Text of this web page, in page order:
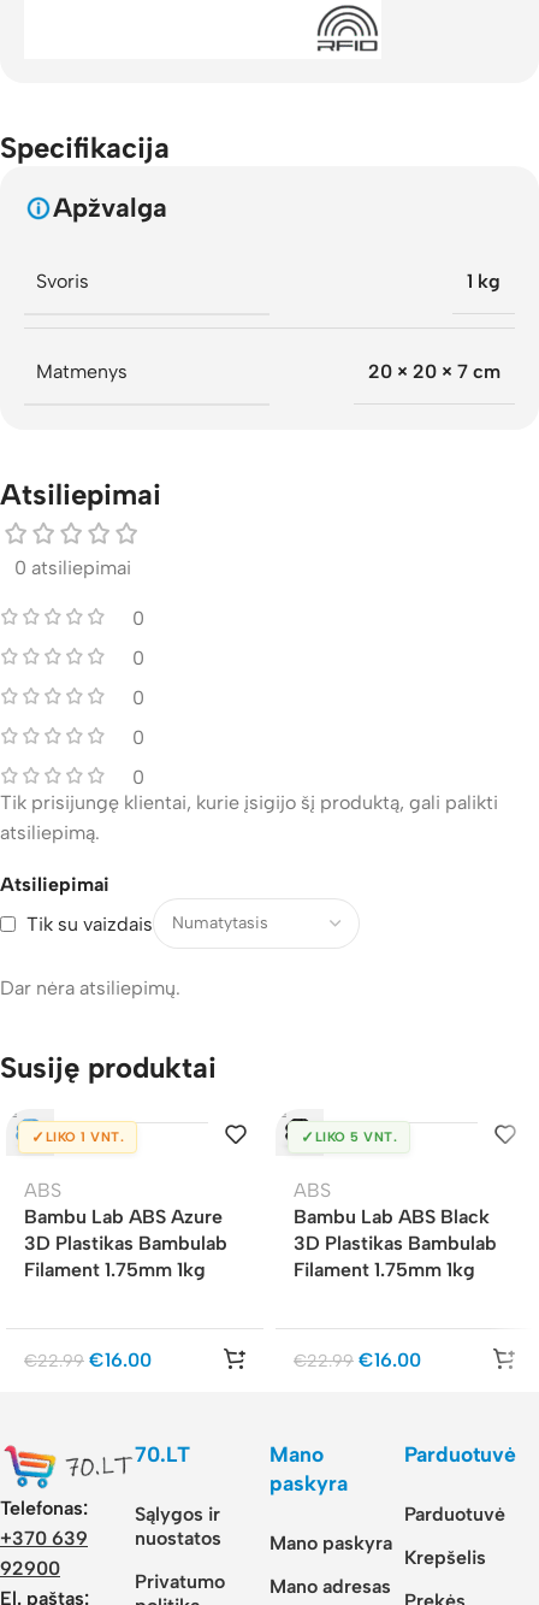
Specifikacija
Apžvalga
Svoris 1 kg
Matmenys 20 × 20 × 7 cm
Atsiliepimai
0 atsiliepimai
0
0
0
0
0
Atsiliepimai
Tik su vaizdais
Dar nėra atsiliepimų.
Tik prisijungę klientai, kurie įsigijo šį produktą, gali palikti
atsiliepimą.
Susiję produktai
✓ LIKO 1 VNT.
ABS
Bambu Lab ABS Azure
3D Plastikas Bambulab
Filament 1.75mm 1kg
€22.99 €16.00
✓ LIKO 5 VNT.
ABS
Bambu Lab ABS Black
3D Plastikas Bambulab
Filament 1.75mm 1kg
€22.99 €16.00
Telefonas:
+370 639
92900
El. paštas:
70.LT
Sąlygos ir
nuostatos
Privatumo
Mano
paskyra
Mano paskyra
Mano adresas
Parduotuvė
Parduotuvė
Krepšelis
Prekės